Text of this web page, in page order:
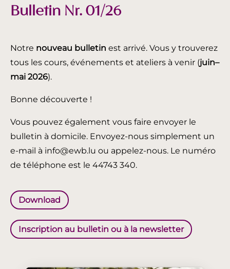
Bulletin Nr. 01/26
Notre nouveau bulletin est arrivé. Vous y trouverez
tous les cours, événements et ateliers à venir (juin–
mai 2026).
Bonne découverte !
Vous pouvez également vous faire envoyer le
bulletin à domicile. Envoyez-nous simplement un
e-mail à info@ewb.lu ou appelez-nous. Le numéro
de téléphone est le 44743 340.
Download
Inscription au bulletin ou à la newsletter